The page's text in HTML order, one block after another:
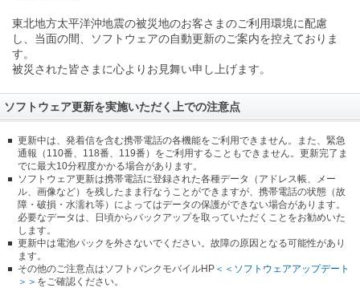
東北地方太平洋沖地震の被災地のお客さまのご利用環境に配慮
し、当面の間、ソフトウェアの自動更新のご案内を控えておりま
す。
被災された皆さまに心よりお見舞い申し上げます。
ソフトウェア更新を実施いただく上での注意点
更新中は、発着信を含む携帯電話の各機能をご利用できません。また、緊急
通報（110番、118番、119番）をご利用することもできません。更新完了ま
でに最大10分程度かかる場合があります。
ソフトウェア更新は携帯電話に登録された各種データ（アドレス帳、メー
ル、画像など）を残したまま行なうことができますが、携帯電話の状態（故
障・破損・水濡れ等）によってはデータの保護ができない場合があります。
必要なデータは、日頃からバックアップを取っていただくことをお勧めいた
します。
更新中は電池パックを外さないでください。故障の原因となる可能性があり
ます。
その他のご注意点はソフトバンクモバイルHP ＜＜ソフトウェアアップデート
＞＞ をご確認ください。